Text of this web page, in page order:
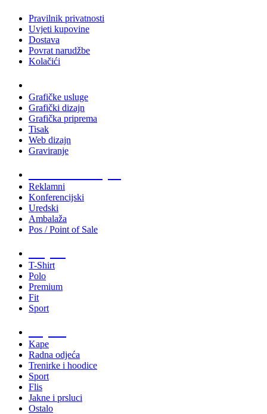
Pravilnik privatnosti
Uvjeti kupovine
Dostava
Povrat narudžbe
Kolačići
Grafičke usluge
Grafički dizajn
Grafička priprema
Tisak
Web dizajn
Graviranje
Reklamni
Konferencijski
Uredski
Ambalaža
Pos / Point of Sale
T-Shirt
Polo
Premium
Fit
Sport
Kape
Radna odjeća
Trenirke i hoodice
Sport
Flis
Jakne i prsluci
Ostalo